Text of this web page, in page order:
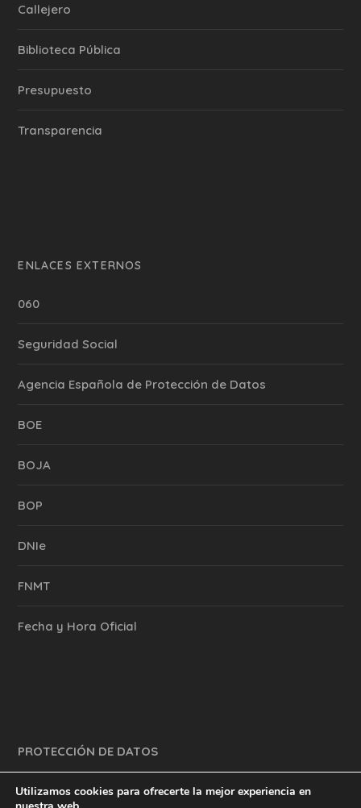
Callejero
Biblioteca Pública
Presupuesto
Transparencia
ENLACES EXTERNOS
060
Seguridad Social
Agencia Española de Protección de Datos
BOE
BOJA
BOP
DNIe
FNMT
Fecha y Hora Oficial
PROTECCIÓN DE DATOS
Utilizamos cookies para ofrecerte la mejor experiencia en